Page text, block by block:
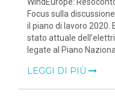
Focus sulla
il piano di lavoro 2020.
stato attuale
legate al Piano
LEGGI DI PIÙ